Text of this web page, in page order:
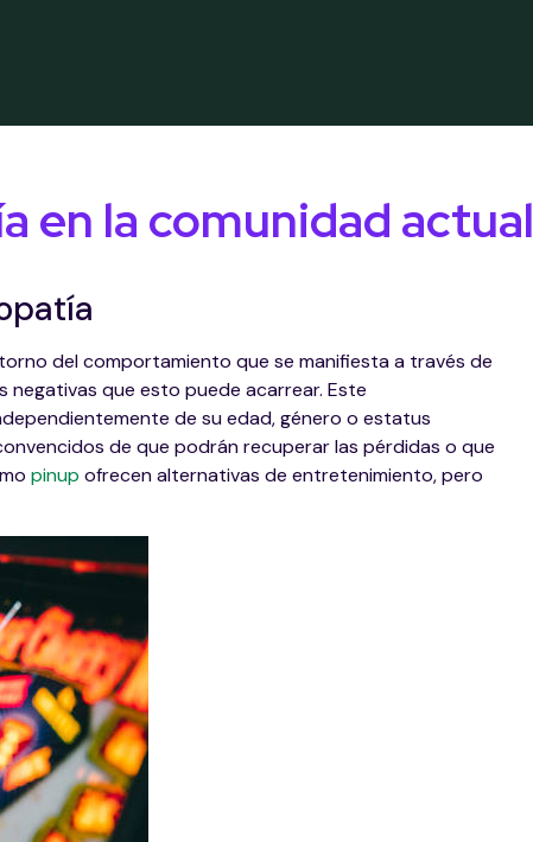
en la comunidad actual
del comportamiento que se manifiesta a través de
negativas que esto puede acarrear. Este
de su edad, género o estatus
de que podrán recuperar las pérdidas o que
pinup ofrecen alternativas de entretenimiento, pero